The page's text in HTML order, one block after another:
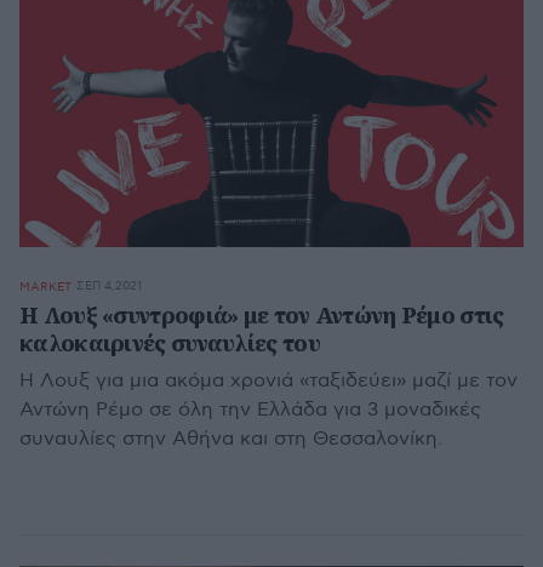
MARKET ΣΕΠ 4,2021
H Λουξ «συντροφιά» με τον Αντώνη Ρέμο στις
καλοκαιρινές συναυλίες του
Η Λουξ για μια ακόμα χρονιά «ταξιδεύει» μαζί με τον
Αντώνη Ρέμο σε όλη την Ελλάδα για 3 μοναδικές
συναυλίες στην Αθήνα και στη Θεσσαλονίκη.